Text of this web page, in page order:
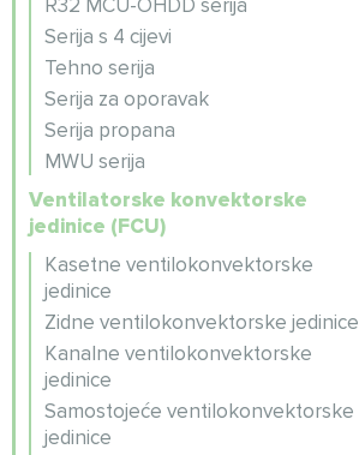
R32 MCU-OHDD serija
Serija s 4 cijevi
Tehno serija
Serija za oporavak
Serija propana
MWU serija
Ventilatorske konvektorske
jedinice (FCU)
Kasetne ventilokonvektorske
jedinice
Zidne ventilokonvektorske jedinice
Kanalne ventilokonvektorske
jedinice
Samostojeće ventilokonvektorske
jedinice